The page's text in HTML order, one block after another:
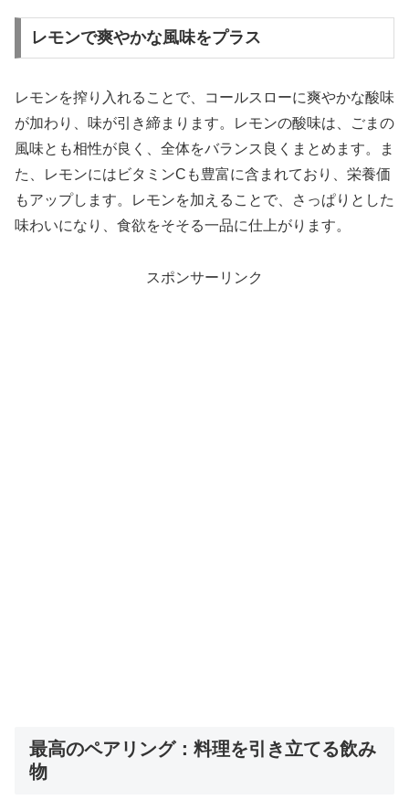
レモンで爽やかな風味をプラス
レモンを搾り入れることで、コールスローに爽やかな酸味
が加わり、味が引き締まります。レモンの酸味は、ごまの
風味とも相性が良く、全体をバランス良くまとめます。ま
た、レモンにはビタミンCも豊富に含まれており、栄養価
もアップします。レモンを加えることで、さっぱりとした
味わいになり、食欲をそそる一品に仕上がります。
スポンサーリンク
最高のペアリング：料理を引き立てる飲み
物